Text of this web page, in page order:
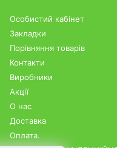
Особистий кабінет
Закладки
Порівняння товарів
Контакти
Виробники
Акції
О нас
Доставка
Оплата.